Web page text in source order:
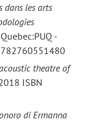
dans les arts
-
theatre of
ISBN
di Ermanna